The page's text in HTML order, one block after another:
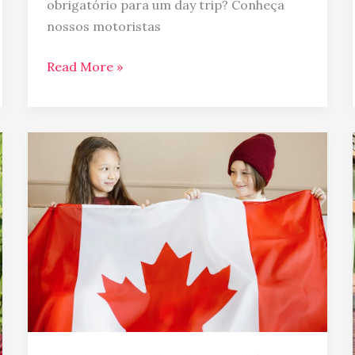
obrigatório para um day trip? Conheça
nossos motoristas
Read More »
Feriados
Canadá
2025